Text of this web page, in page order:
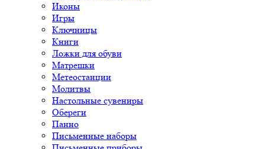
Иконы
Игры
Ключницы
Книги
Ложки для обуви
Матрешки
Метеостанции
Молитвы
Настольные сувениры
Обереги
Панно
Письменные наборы